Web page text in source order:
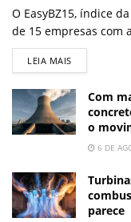
O EasyBZ15, índice
de 15 empresas com
LEIA MAIS
Com
o
6 DE
parece